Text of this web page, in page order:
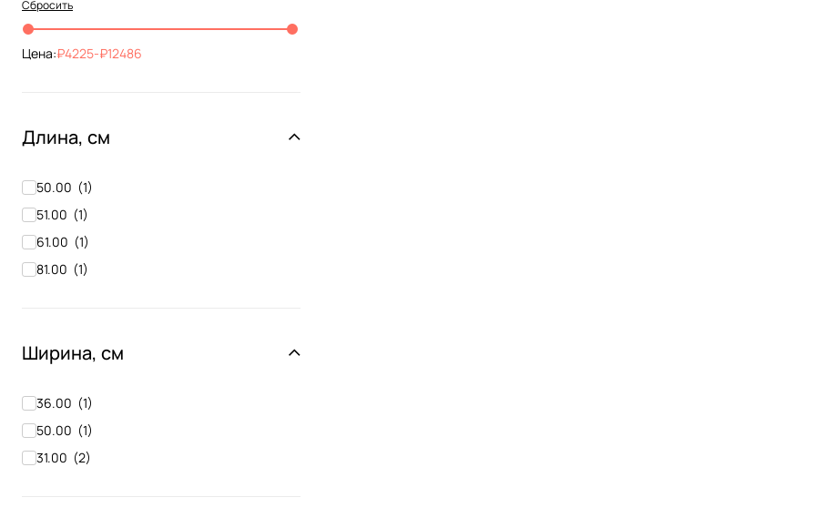
Сбросить
Цена: 4225- 12486
Длина, см
50.00 (1)
51.00 (1)
61.00 (1)
81.00 (1)
Ширина, см
36.00 (1)
50.00 (1)
31.00 (2)